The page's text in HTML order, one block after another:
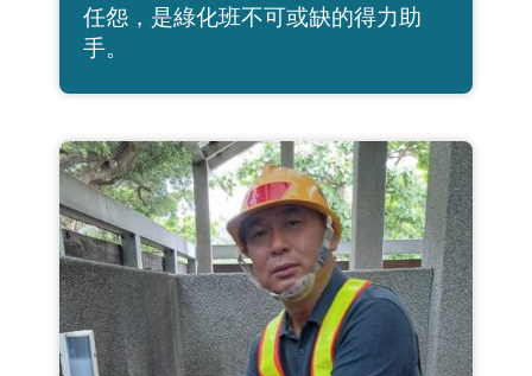
任怨，是綠化班不可或缺的得力助
手。